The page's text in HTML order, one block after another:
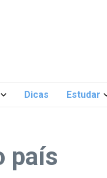
Dicas Estudar
país